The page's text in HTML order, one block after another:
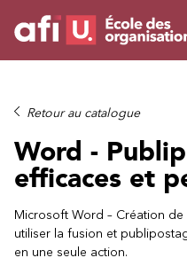
Formations
Campus IA
Sur mesure
À propos
Ressources
Retour au catalogue
Word -
efficaces et
Microsoft Word – Création
utiliser la fusion et
en une seule action.